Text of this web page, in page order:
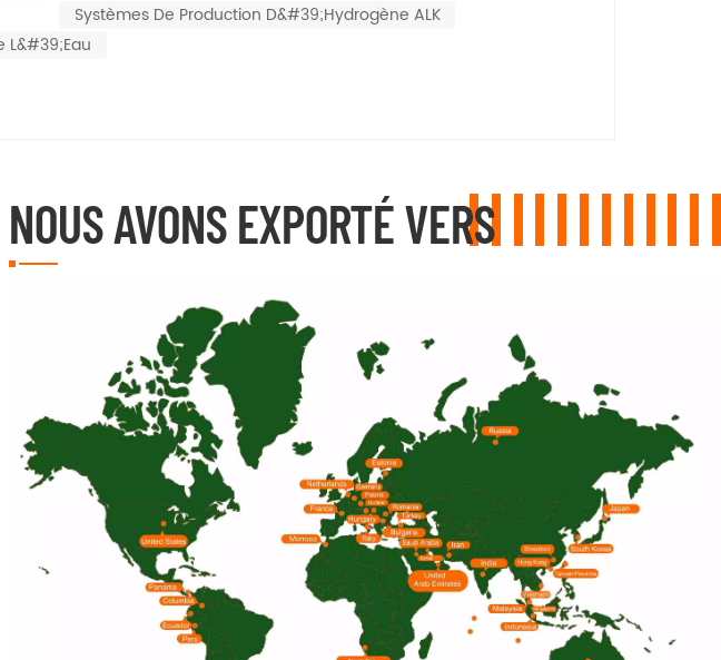
Systèmes De Production D&#39;hydrogène ALK
L&#39;eau
NOUS AVONS EXPORTÉ VERS